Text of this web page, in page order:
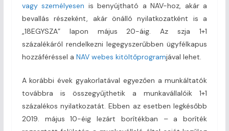
vagy személyesen is benyújtható a NAV-hoz, akár a
bevallás részeként, akár önálló nyilatkozatként is a
„18EGYSZA” lapon május 20-áig. Az szja 1+1
százalékáról rendelkezni legegyszerűbben ügyfélkapus
hozzáféréssel a NAV webes kitöltőprogramjával lehet.
A korábbi évek gyakorlatával egyezően a munkáltatók
továbbra is összegyűjthetik a munkavállalóik 1+1
százalékos nyilatkozatát. Ebben az esetben legkésőbb
2019. május 10-éig lezárt borítékban – a boríték